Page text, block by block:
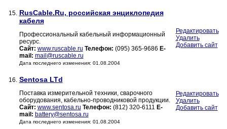
15. RusCable.Ru, российская энциклопедия
кабеля
Профессиональный кабельный информационный
ресурс.
Сайт: www.ruscable.ru Телефон: (095) 365-9686 E-
mail: mail@ruscable.ru
Дата последнего изменения: 01.08.2004
Редактировать
Удалить
Добавить сайт
16. Sentosa LTd
Поставка измерительной техники, сварочного
оборудования, кабельно-проводниковой продукции.
Сайт: www.sentosa.ru Телефон: (812) 320-6111 E-
mail: battery@sentosa.ru
Дата последнего изменения: 01.08.2004
Редактировать
Удалить
Добавить сайт